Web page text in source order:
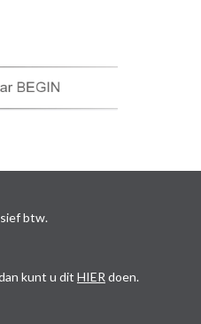
btw.
kunt u dit HIER doen.